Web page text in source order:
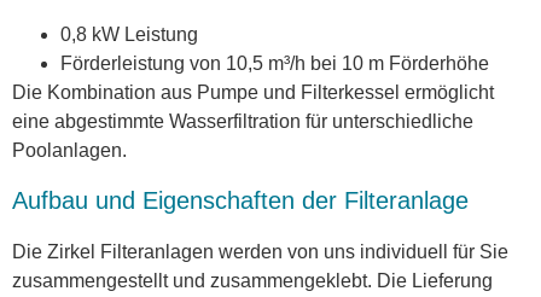
0,8 kW Leistung
Förderleistung von 10,5 m³/h bei 10 m Förderhöhe
Die Kombination aus Pumpe und Filterkessel ermöglicht
eine abgestimmte Wasserfiltration für unterschiedliche
Poolanlagen.
Aufbau und Eigenschaften der Filteranlage
Die Zirkel Filteranlagen werden von uns individuell für Sie
zusammengestellt und zusammengeklebt. Die Lieferung